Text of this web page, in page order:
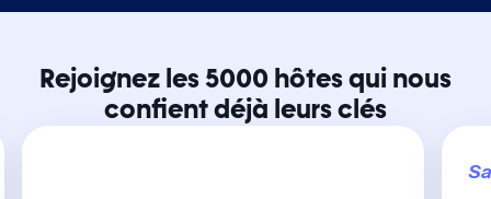
Rejoignez les 5000 hôtes qui nous
confient déjà leurs clés